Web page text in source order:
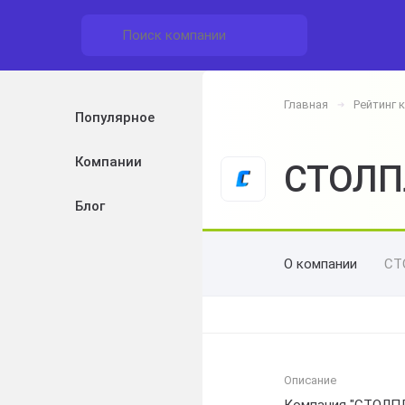
Популярное
Компании
Блог
Главная ➔ Рейтинг
О компании
Описание